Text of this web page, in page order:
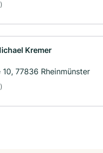
Kremer
77836 Rheinmünster